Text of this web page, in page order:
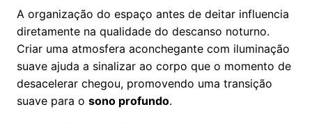
A organização do espaço antes de deitar influencia
diretamente na qualidade do descanso noturno.
Criar uma atmosfera aconchegante com iluminação
suave ajuda a sinalizar ao corpo que o momento de
desacelerar chegou, promovendo uma transição
suave para o sono profundo.